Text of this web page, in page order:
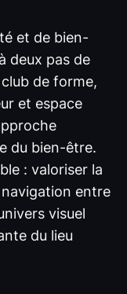
et de bien-
deux pas de
de forme,
et espace
du bien-être.
: valoriser la
entre
visuel
du lieu